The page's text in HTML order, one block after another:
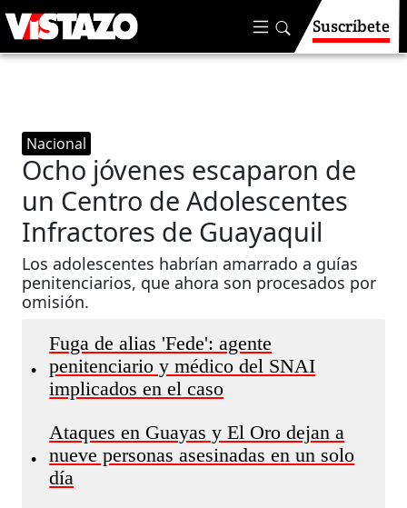
Suscríbete
Nacional
Ocho jóvenes escaparon de
un Centro de Adolescentes
Infractores de Guayaquil
Los adolescentes habrían amarrado a guías
penitenciarios, que ahora son procesados por
omisión.
•
Fuga de alias 'Fede': agente
penitenciario y médico del SNAI
implicados en el caso
•
Ataques en Guayas y El Oro dejan a
nueve personas asesinadas en un solo
día